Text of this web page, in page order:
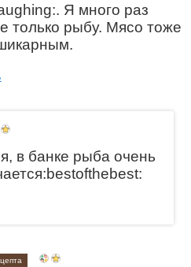
Я много раз
только рыбу. Мясо тоже
в банке рыба очень